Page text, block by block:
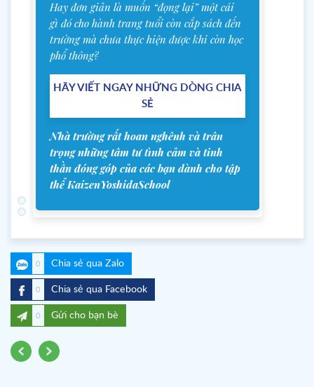
Hay đơn giản là muốn “đọng lại” một cái
gì đó cho hành trang tuổi còn cắp sách đến
trường mà chưa thực hiện được khi còn học
phổ thông?
HÃY VIẾT NGAY NHỮNG DÒNG CHIA
SẺ
Nhà trường rất hoan nghênh và trân
trọng những tâm tư tình cảm và tinh
thần đóng góp của các bạn dành cho tập
thể KaizenYoshidaSchool
0 Chia sẻ qua Zalo
0 Chia sẻ qua Facebook
0 Gửi cho bạn bè